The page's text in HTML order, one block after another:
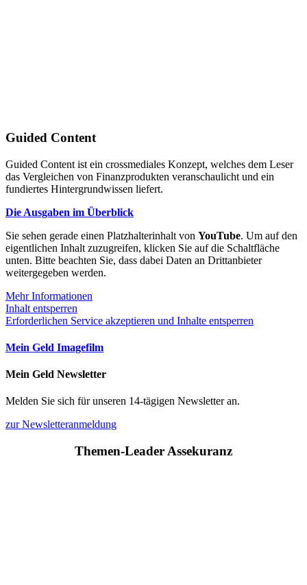
Guided Content
Guided Content ist ein crossmediales Konzept, welches dem Leser
das Vergleichen von Finanzprodukten veranschaulicht und ein
fundiertes Hintergrundwissen liefert.
Die Ausgaben im Überblick
Sie sehen gerade einen Platzhalterinhalt von YouTube. Um auf den
eigentlichen Inhalt zuzugreifen, klicken Sie auf die Schaltfläche
unten. Bitte beachten Sie, dass dabei Daten an Drittanbieter
weitergegeben werden.
Mehr Informationen
Inhalt entsperren
Erforderlichen Service akzeptieren und Inhalte entsperren
Mein Geld Imagefilm
Mein Geld Newsletter
Melden Sie sich für unseren 14-tägigen Newsletter an.
zur Newsletteranmeldung
Themen-Leader Assekuranz